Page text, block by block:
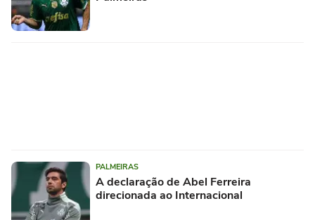
PALMEIRAS
A declaração de Abel Ferreira
direcionada ao Internacional